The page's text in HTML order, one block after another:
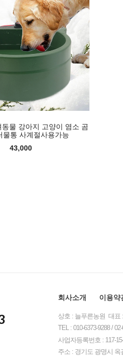
물 강아지 고양이 염소 곰
물통 사계절사용가능
43,000
회사소개 이용약
상호 : 늘푸른농원 대표
TEL : 010-6373-9288 /
사업자등록번호 : 117-
주소 : 경기도 광명시 옥